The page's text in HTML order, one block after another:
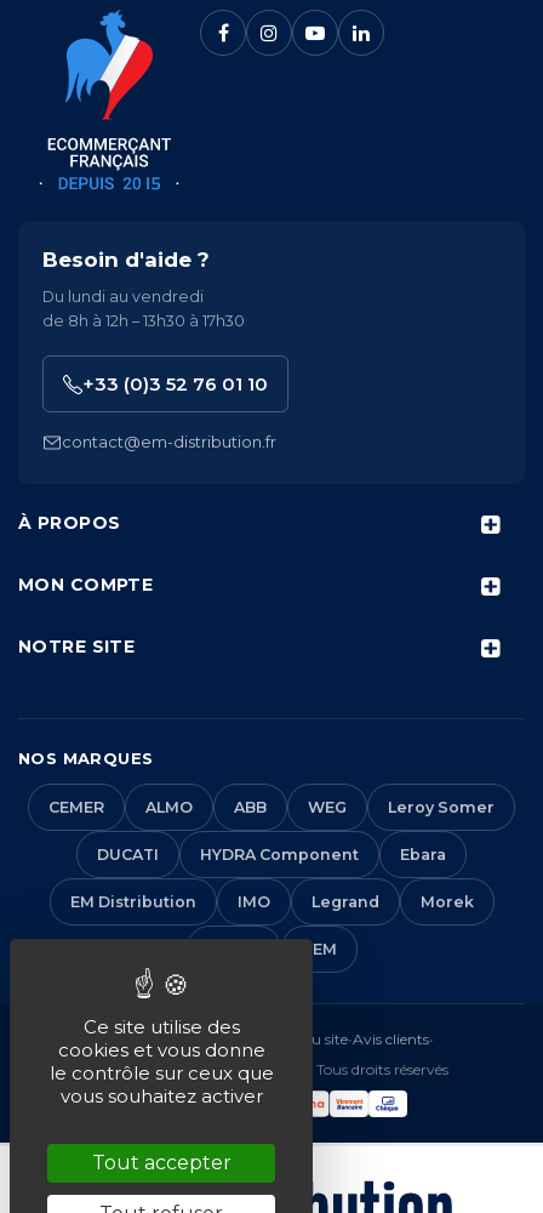
À PROPOS
MON COMPTE
NOTRE SITE
Besoin d'aide ?
Du lundi au vendredi
de 8h à 12h – 13h30 à 17h30
+33 (0)3 52 76 01 10
contact@em-distribution.fr
NOS MARQUES
CEMER ALMO ABB WEG Leroy Somer
DUCATI HYDRA Component Ebara
EM Distribution IMO Legrand Morek
VEM
Mentions légales•CGV Plan du site•Avis clients•
© 2016-2026 EM Distribution - Tous droits réservés
Ce site utilise des
cookies et vous donne
le contrôle sur ceux que
vous souhaitez activer
Tout accepter